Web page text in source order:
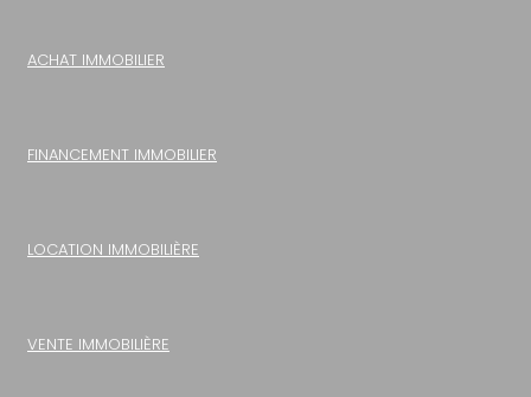
ACHAT IMMOBILIER
FINANCEMENT IMMOBILIER
LOCATION IMMOBILIÈRE
VENTE IMMOBILIÈRE